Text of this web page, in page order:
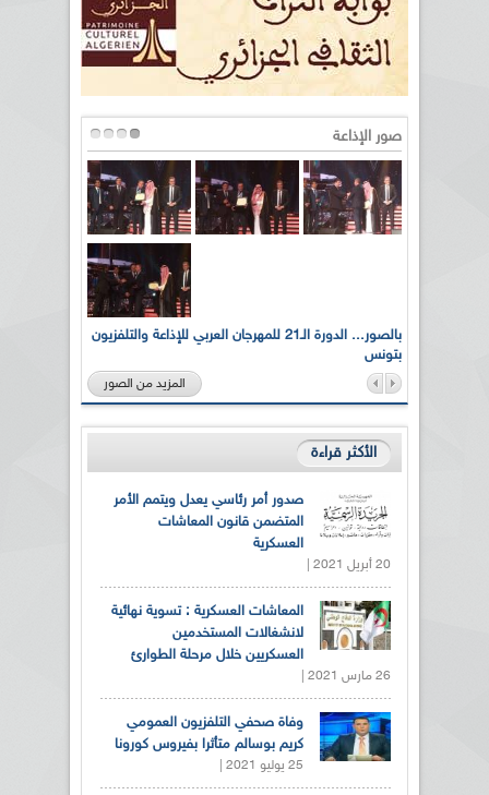
صور الإذاعة
بالصور... الدورة الـ21 للمهرجان العربي للإذاعة والتلفزيون
بتونس
المزيد من الصور
الأكثر قراءة
صدور أمر رئاسي يعدل ويتمم الأمر
المتضمن قانون المعاشات
العسكرية
20 أبريل 2021 |
المعاشات العسكرية : تسوية نهائية
لانشغالات المستخدمين
العسكريين خلال مرحلة الطوارئ
26 مارس 2021 |
وفاة صحفي التلفزيون العمومي
كريم بوسالم متأثرا بفيروس كورونا
25 يوليو 2021 |